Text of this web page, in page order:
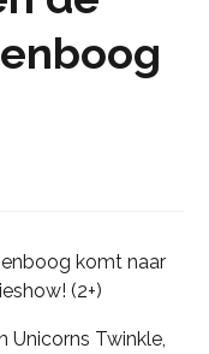
komt naar
(2+)
Unicorns Twinkle,